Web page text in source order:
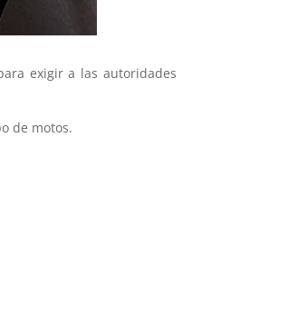
exigir a las autoridades
de motos.